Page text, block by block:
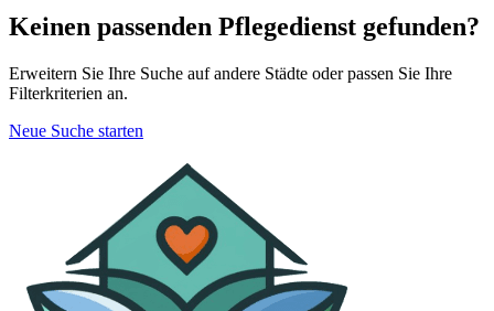
Keinen passenden Pflegedienst gefunden?
Erweitern Sie Ihre Suche auf andere Städte oder passen Sie Ihre
Filterkriterien an.
Neue Suche starten